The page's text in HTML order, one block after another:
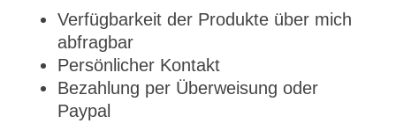
Verfügbarkeit der Produkte über mich
abfragbar
Persönlicher Kontakt
Bezahlung per Überweisung oder
Paypal